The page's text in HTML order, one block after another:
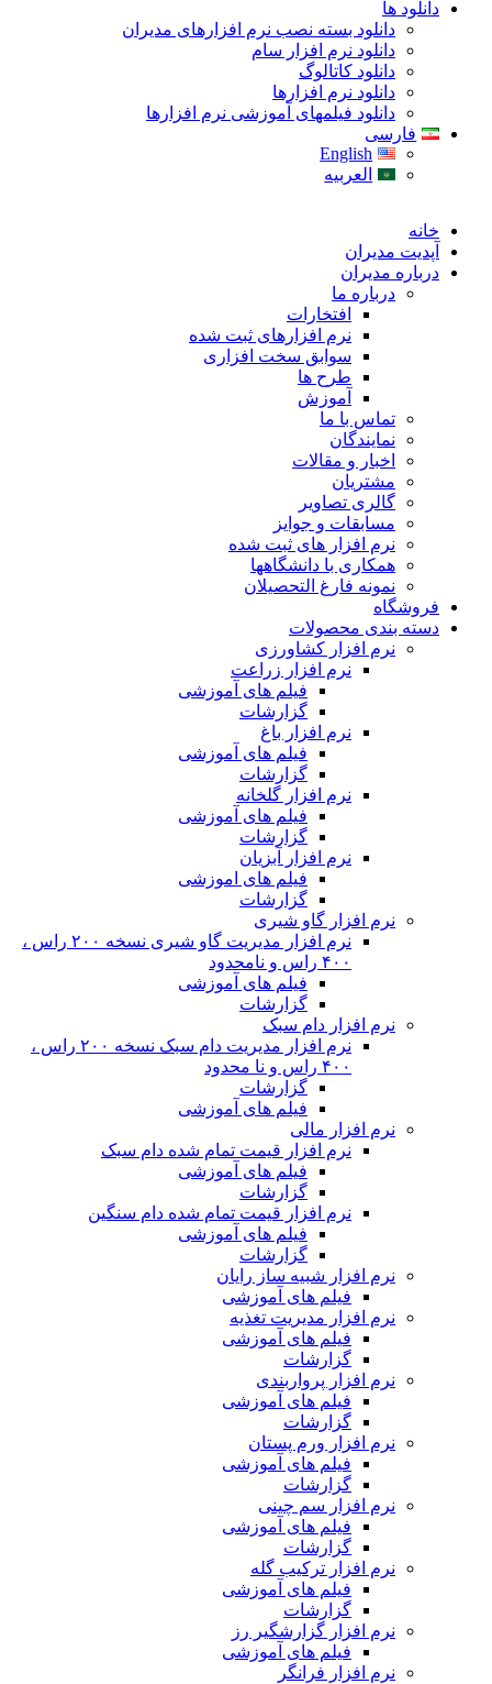
دانلود ها
دانلود بسته نصب نرم افزارهای مدیران
دانلود نرم افزار سام
دانلود کاتالوگ
دانلود نرم افزارها
دانلود فیلمهای آموزشی نرم افزارها
فارسی
English
العربیه
خانه
آپدیت مدیران
درباره مدیران
درباره ما
افتخارات
نرم افزارهای ثبت شده
سوابق سخت افزاری
طرح ها
آموزش
تماس با ما
نمایندگان
اخبار و مقالات
مشتریان
گالری تصاویر
مسابقات و جوایز
نرم افزار های ثبت شده
همکاری با دانشگاهها
نمونه فارغ التحصیلان
فروشگاه
دسته بندی محصولات
نرم افزار کشاورزی
نرم افزار زراعت
فیلم های آموزشی
گزارشات
نرم افزار باغ
فیلم های آموزشی
گزارشات
نرم افزار گلخانه
فیلم های آموزشی
گزارشات
نرم افزار آبزیان
فیلم های اموزشی
گزارشات
نرم افزار گاو شیری
نرم افزار مدیریت گاو شیری نسخه ۲۰۰ راس ،
۴۰۰ راس و نامحدود
فیلم های آموزشی
گزارشات
نرم افزار دام سبک
نرم افزار مدیریت دام سبک نسخه ۲۰۰ راس ،
۴۰۰ راس و نا محدود
گزارشات
فیلم های آموزشی
نرم افزار مالی
نرم افزار قیمت تمام شده دام سبک
فیلم های آموزشی
گزارشات
نرم افزار قیمت تمام شده دام سنگین
فیلم های آموزشی
گزارشات
نرم افزار شبیه ساز رایان
فیلم های آموزشی
نرم افزار مدیریت تغذیه
فیلم های آموزشی
گزارشات
نرم افزار پرواربندی
فیلم های آموزشی
گزارشات
نرم افزار ورم پستان
فیلم های آموزشی
گزارشات
نرم افزار سم چینی
فیلم های آموزشی
گزارشات
نرم افزار ترکیب گله
فیلم های آموزشی
گزارشات
نرم افزار گزارشگیر رز
فیلم های آموزشی
نرم افزار فرانگر